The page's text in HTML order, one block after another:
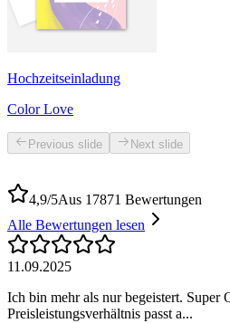
Hochzeitseinladung
Color Love
Previous slide Next slide
4,9/5Aus 17871 Bewertungen
Alle Bewertungen lesen
11.09.2025
Ich bin mehr als nur begeistert. Super
Preisleistungsverhältnis passt a...